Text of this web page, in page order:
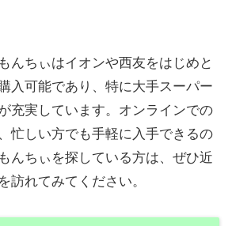
んちぃはイオンや西友をはじめと
入可能であり、特に大手スーパー
充実しています。オンラインでの
忙しい方でも手軽に入手できるの
んちぃを探している方は、ぜひ近
訪れてみてください。